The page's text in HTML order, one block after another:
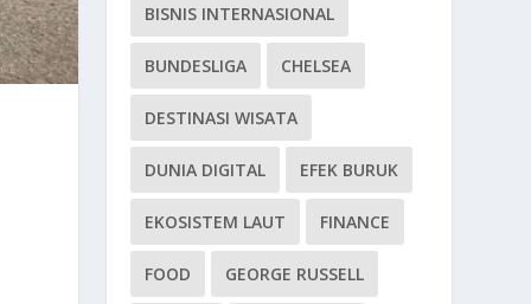
BISNIS INTERNASIONAL
BUNDESLIGA CHELSEA
DESTINASI WISATA
DUNIA DIGITAL EFEK BURUK
EKOSISTEM LAUT FINANCE
FOOD GEORGE RUSSELL